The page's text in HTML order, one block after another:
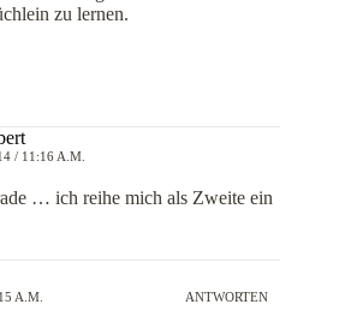
zu lernen.
/ 11:16 A.M.
… ich reihe mich als Zweite ein
A.M. ANTWORTEN